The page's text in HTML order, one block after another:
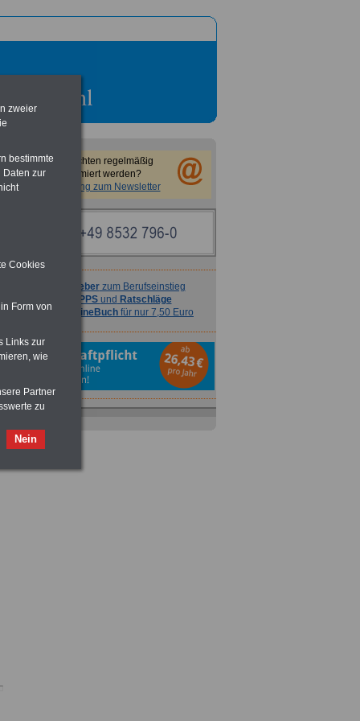
Sie möchten regelmäßig
informiert werden?
Anmeldung zum Newsletter
Ratgeberzum Berufseinstieg
TIPPS und Ratschläge
>>>
OnlineBuch für nur 7,50 Euro
zweier
bestimmte
Daten zur
Cookies
Form von
Links zur
wie
Partner
zu
Nein